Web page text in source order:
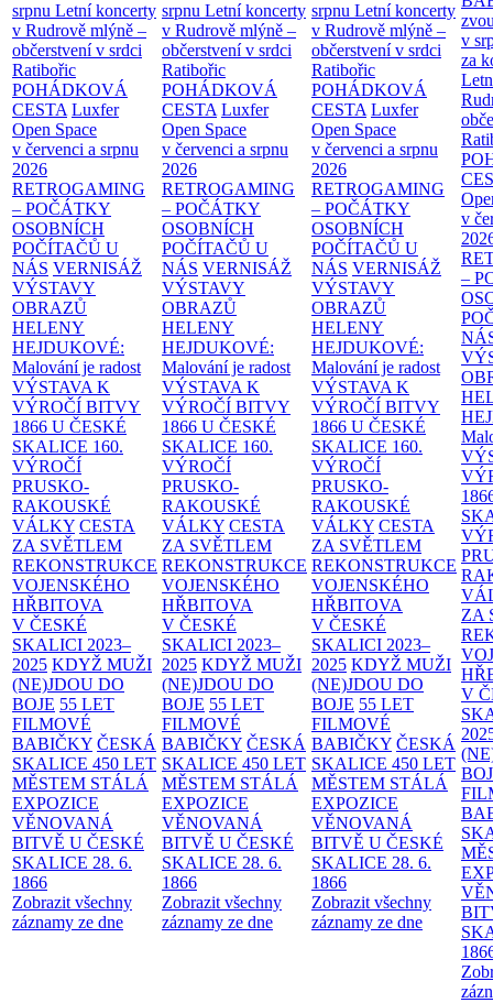
srpnu Letní koncerty
v Rudrově mlýně –
občerstvení v srdci
Ratibořic
POHÁDKOVÁ
CESTA Luxfer
Open Space
v červenci a srpnu
2026
RETROGAMING
– POČÁTKY
OSOBNÍCH
POČÍTAČŮ U
NÁS VERNISÁŽ
VÝSTAVY
OBRAZŮ
HELENY
HEJDUKOVÉ:
Malování je radost
VÝSTAVA K
VÝROČÍ BITVY
1866 U ČESKÉ
SKALICE 160.
VÝROČÍ
PRUSKO-
RAKOUSKÉ
VÁLKY CESTA
ZA SVĚTLEM
REKONSTRUKCE
VOJENSKÉHO
HŘBITOVA
V ČESKÉ
SKALICI 2023–
2025 KDYŽ MUŽI
(NE)JDOU DO
BOJE 55 LET
FILMOVÉ
BABIČKY ČESKÁ
SKALICE 450 LET
MĚSTEM STÁLÁ
EXPOZICE
VĚNOVANÁ
BITVĚ U ČESKÉ
SKALICE 28. 6.
1866
Zobrazit všechny
záznamy ze dne
srpnu Letní koncerty
v Rudrově mlýně –
občerstvení v srdci
Ratibořic
POHÁDKOVÁ
CESTA Luxfer
Open Space
v červenci a srpnu
2026
RETROGAMING
– POČÁTKY
OSOBNÍCH
POČÍTAČŮ U
NÁS VERNISÁŽ
VÝSTAVY
OBRAZŮ
HELENY
HEJDUKOVÉ:
Malování je radost
VÝSTAVA K
VÝROČÍ BITVY
1866 U ČESKÉ
SKALICE 160.
VÝROČÍ
PRUSKO-
RAKOUSKÉ
VÁLKY CESTA
ZA SVĚTLEM
REKONSTRUKCE
VOJENSKÉHO
HŘBITOVA
V ČESKÉ
SKALICI 2023–
2025 KDYŽ MUŽI
(NE)JDOU DO
BOJE 55 LET
FILMOVÉ
BABIČKY ČESKÁ
SKALICE 450 LET
MĚSTEM STÁLÁ
EXPOZICE
VĚNOVANÁ
BITVĚ U ČESKÉ
SKALICE 28. 6.
1866
Zobrazit všechny
záznamy ze dne
srpnu Letní koncerty
v Rudrově mlýně –
občerstvení v srdci
Ratibořic
POHÁDKOVÁ
CESTA Luxfer
Open Space
v červenci a srpnu
2026
RETROGAMING
– POČÁTKY
OSOBNÍCH
POČÍTAČŮ U
NÁS VERNISÁŽ
VÝSTAVY
OBRAZŮ
HELENY
HEJDUKOVÉ:
Malování je radost
VÝSTAVA K
VÝROČÍ BITVY
1866 U ČESKÉ
SKALICE 160.
VÝROČÍ
PRUSKO-
RAKOUSKÉ
VÁLKY CESTA
ZA SVĚTLEM
REKONSTRUKCE
VOJENSKÉHO
HŘBITOVA
V ČESKÉ
SKALICI 2023–
2025 KDYŽ MUŽI
(NE)JDOU DO
BOJE 55 LET
FILMOVÉ
BABIČKY ČESKÁ
SKALICE 450 LET
MĚSTEM STÁLÁ
EXPOZICE
VĚNOVANÁ
BITVĚ U ČESKÉ
SKALICE 28. 6.
1866
Zobrazit všechny
záznamy ze dne
v
za
v
–
ZA
V